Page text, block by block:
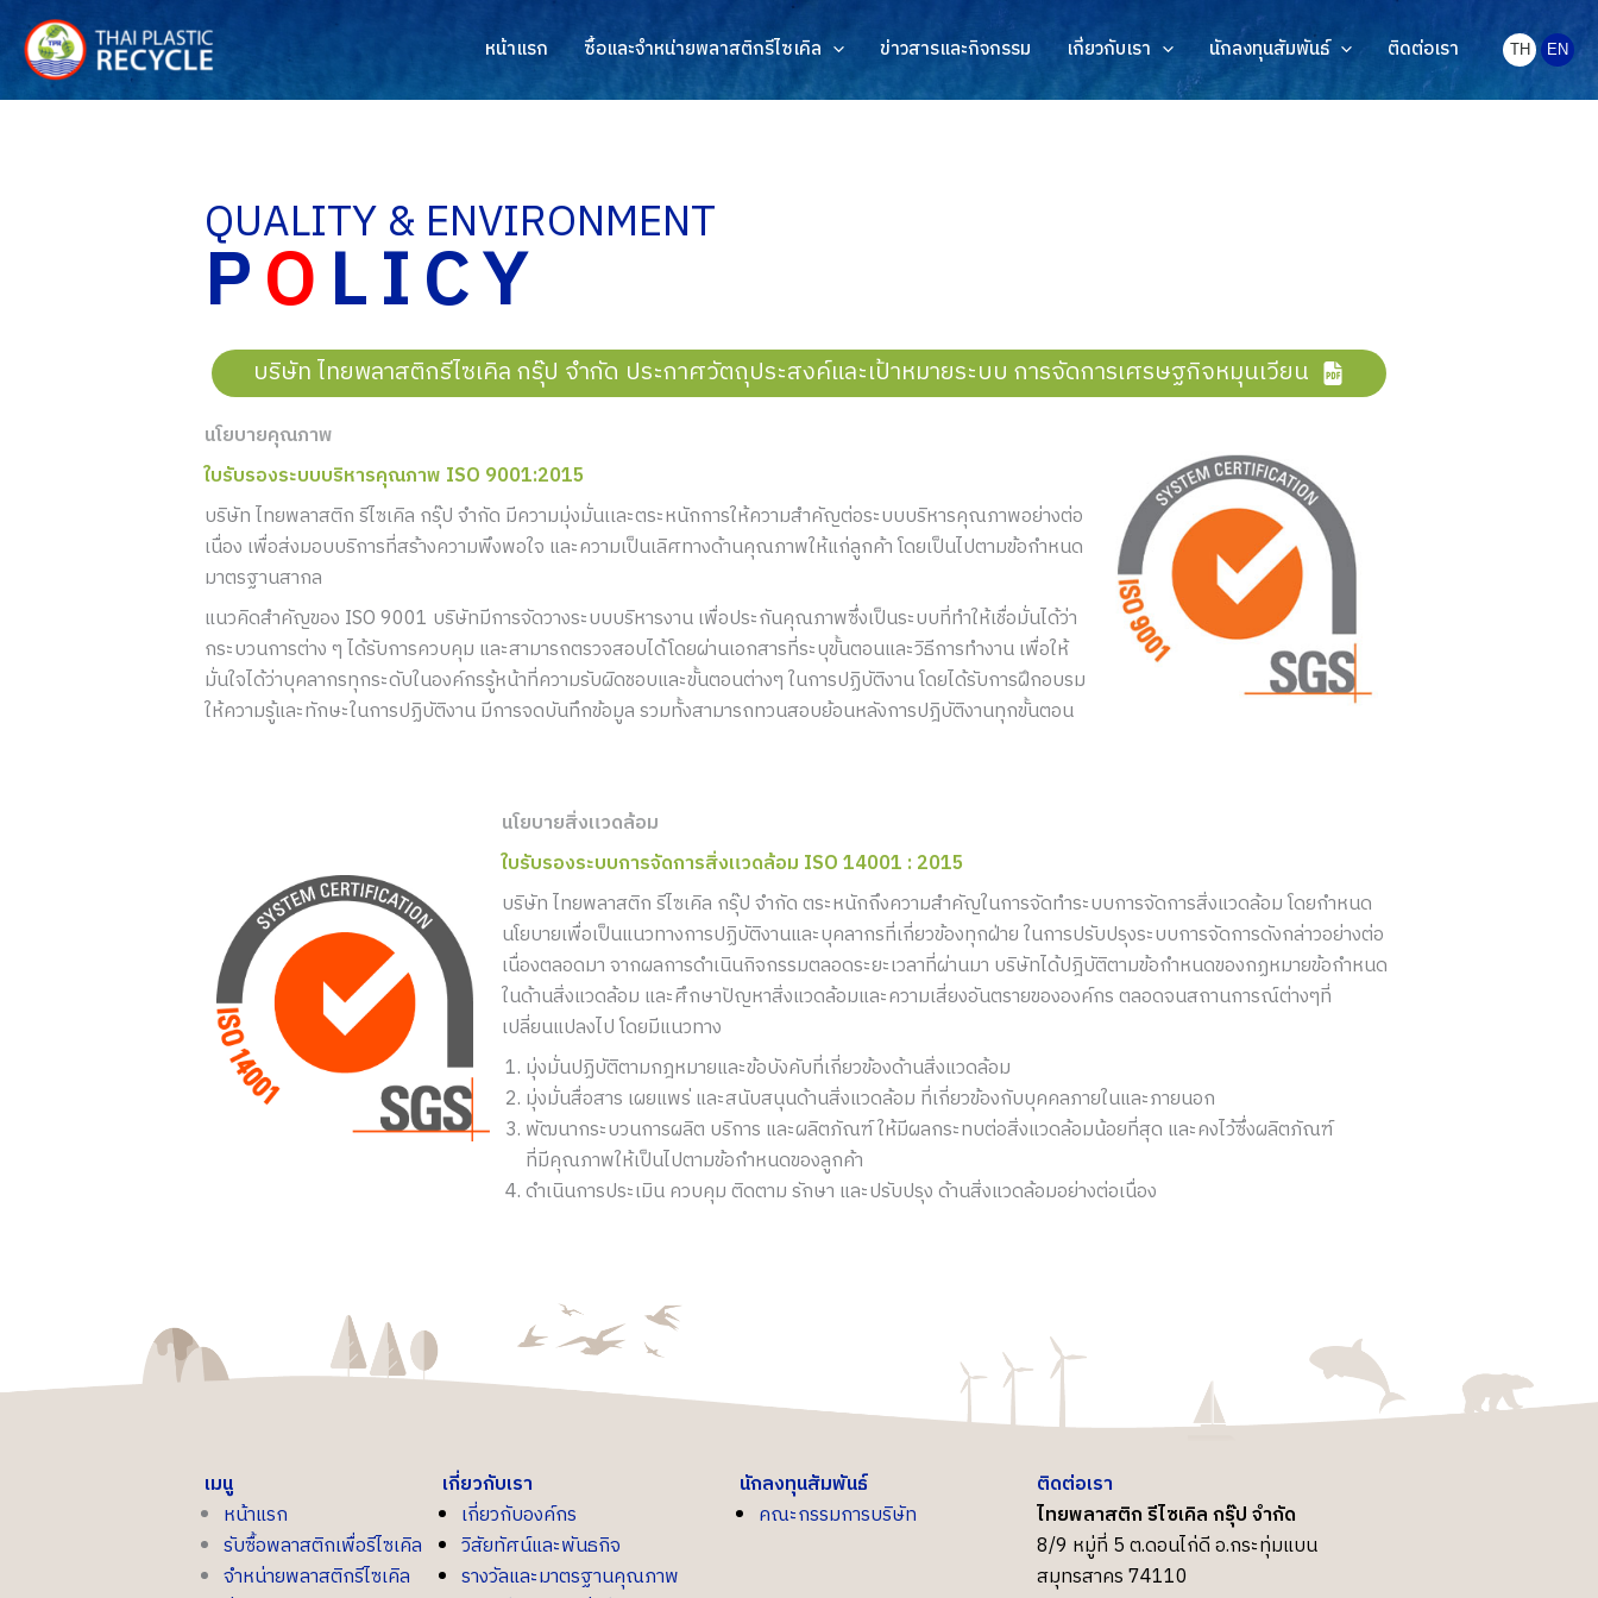
content
หน้าแรก ซื้อและจำหน่ายพลาสติกรีไซเคิล ข่าวสารและกิจกรรม เกี่ยวกับเรา นักลงทุนสัมพันธ์ ติดต่อเรา TH EN
QUALITY & ENVIRONMENT
POLICY
บริษัท ไทยพลาสติกรีไซเคิล กรุ๊ป จำกัด ประกาศวัตถุประสงค์และเป้าหมายระบบ การจัดการเศรษฐกิจหมุนเวียน
นโยบายคุณภาพ
ใบรับรองระบบบริหารคุณภาพ ISO 9001:2015
บริษัท ไทยพลาสติก รีไซเคิล กรุ๊ป จำกัด มีความมุ่งมั่นเเละตระหนักการให้ความสำคัญต่อระบบบริหารคุณภาพอย่างต่อ
เนื่อง เพื่อส่งมอบบริการที่สร้างความพึงพอใจ และความเป็นเลิศทางด้านคุณภาพให้แก่ลูกค้า โดยเป็นไปตามข้อกำหนด
มาตรฐานสากล
แนวคิดสำคัญของ ISO 9001 บริษัทมีการจัดวางระบบบริหารงาน เพื่อประกันคุณภาพซึ่งเป็นระบบที่ทำให้เชื่อมั่นได้ว่า
กระบวนการต่าง ๆ ได้รับการควบคุม และสามารถตรวจสอบได้โดยผ่านเอกสารที่ระบุขั้นตอนและวิธีการทำงาน เพื่อให้
มั่นใจได้ว่าบุคลากรทุกระดับในองค์กรรู้หน้าที่ความรับผิดชอบและขั้นตอนต่างๆ ในการปฏิบัติงาน โดยได้รับการฝึกอบรม
ให้ความรู้และทักษะในการปฏิบัติงาน มีการจดบันทึกข้อมูล รวมทั้งสามารถทวนสอบย้อนหลังการปฎิบัติงานทุกขั้นตอน
นโยบายสิ่งแวดล้อม
ใบรับรองระบบการจัดการสิ่งแวดล้อม ISO 14001 : 2015
บริษัท ไทยพลาสติก รีไซเคิล กรุ๊ป จำกัด ตระหนักถึงความสำคัญในการจัดทำระบบการจัดการสิ่งแวดล้อม โดยกำหนด
นโยบายเพื่อเป็นแนวทางการปฏิบัติงานและบุคลากรที่เกี่ยวข้องทุกฝ่าย ในการปรับปรุงระบบการจัดการดังกล่าวอย่างต่อ
เนื่องตลอดมา จากผลการดำเนินกิจกรรมตลอดระยะเวลาที่ผ่านมา บริษัทได้ปฎิบัติตามข้อกำหนดของกฏหมายข้อกำหนด
ในด้านสิ่งแวดล้อม และศึกษาปัญหาสิ่งแวดล้อมและความเสี่ยงอันตรายขององค์กร ตลอดจนสถานการณ์ต่างๆที่
เปลี่ยนแปลงไป โดยมีแนวทาง
มุ่งมั่นปฏิบัติตามกฎหมายและข้อบังคับที่เกี่ยวข้องด้านสิ่งแวดล้อม
มุ่งมั่นสื่อสาร เผยแพร่ และสนับสนุนด้านสิ่งแวดล้อม ที่เกี่ยวข้องกับบุคคลภายในและภายนอก
พัฒนากระบวนการผลิต บริการ และผลิตภัณฑ์ ให้มีผลกระทบต่อสิ่งแวดล้อมน้อยที่สุด และคงไว้ซึ่งผลิตภัณฑ์
ที่มีคุณภาพให้เป็นไปตามข้อกำหนดของลูกค้า
ดำเนินการประเมิน ควบคุม ติดตาม รักษา และปรับปรุง ด้านสิ่งแวดล้อมอย่างต่อเนื่อง
เมนู
หน้าแรก
รับซื้อพลาสติกเพื่อรีไซเคิล
จำหน่ายพลาสติกรีไซเคิล
เกี่ยวกับเรา
เกี่ยวกับองค์กร
วิสัยทัศน์และพันธกิจ
รางวัลและมาตรฐานคุณภาพ
นักลงทุนสัมพันธ์
คณะกรรมการบริษัท
ติดต่อเรา
ไทยพลาสติก รีไซเคิล กรุ๊ป จำกัด
8/9 หมู่ที่ 5 ต.ดอนไก่ดี อ.กระทุ่มแบน
สมุทรสาคร 74110